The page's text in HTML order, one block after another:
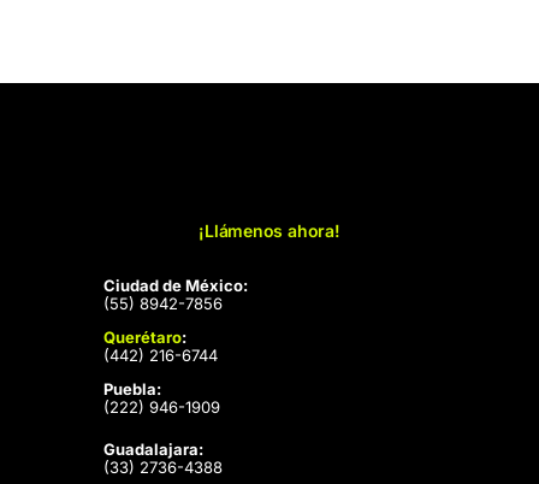
¡Llámenos ahora!
Ciudad de México:
(55) 8942-7856
Querétaro:
(442) 216-6744
Puebla:
(222) 946-1909
Guadalajara:
(33) 2736-4388